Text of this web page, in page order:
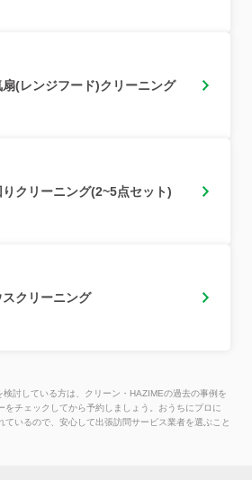
扇(レンジフード)クリーニング
りクリーニング(2~5点セット)
スクリーニング
討している方は、クリーン・HAZIMEの過去の事例を
をチェックしてから予約しましょう。おうちにプロに
ているので、安心して出張訪問サービス業者を選ぶこと